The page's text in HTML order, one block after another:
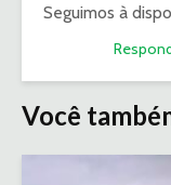
Seguimos à
Você